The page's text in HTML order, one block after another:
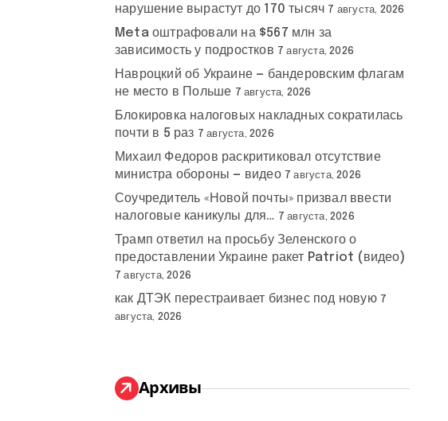
нарушение вырастут до 170 тысяч 7 августа, 2026
Meta оштрафовали на $567 млн за
зависимость у подростков 7 августа, 2026
Навроцкий об Украине — бандеровским флагам
не место в Польше 7 августа, 2026
Блокировка налоговых накладных сократилась
почти в 5 раз 7 августа, 2026
Михаил Федоров раскритиковал отсутствие
министра обороны — видео 7 августа, 2026
Соучредитель «Новой почты» призвал ввести
налоговые каникулы для… 7 августа, 2026
Трамп ответил на просьбу Зеленского о
предоставлении Украине ракет Patriot (видео)
7 августа, 2026
как ДТЭК перестраивает бизнес под новую 7
августа, 2026
Архивы